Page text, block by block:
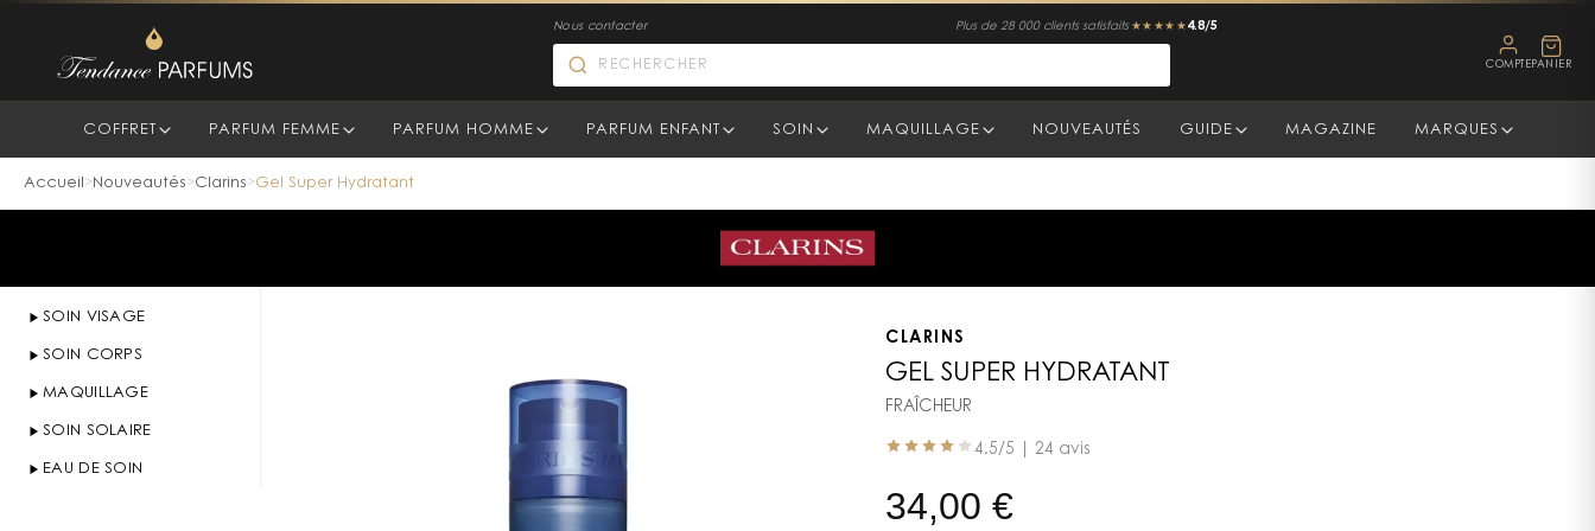
Nous contacter Plus de 28 000 clients satisfaits ★★★★★ 4.8/5
COMPTE PANIER
COFFRET PARFUM FEMME PARFUM HOMME PARFUM ENFANT SOIN MAQUILLAGE NOUVEAUTÉS GUIDE MAGAZINE MARQUES
Accueil >Nouveautés>Clarins>Gel Super Hydratant
SOIN VISAGE
SOIN CORPS
MAQUILLAGE
SOIN SOLAIRE
EAU DE SOIN
CLARINS
GEL SUPER HYDRATANT
FRAÎCHEUR
4.5/5 |24 avis
34,00 €